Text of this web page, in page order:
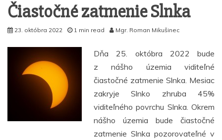
Čiastočné zatmenie Slnka
23. októbra 2022 1 min read Mgr. Roman Mikušinec
Dňa 25. októbra 2022 bude
z nášho územia viditeľné
čiastočné zatmenie Slnka. Mesiac
zakryje Slnko zhruba 45%
viditeľného povrchu Slnka. Okrem
nášho územia bude čiastočné
zatmenie Slnka pozorovateľné v